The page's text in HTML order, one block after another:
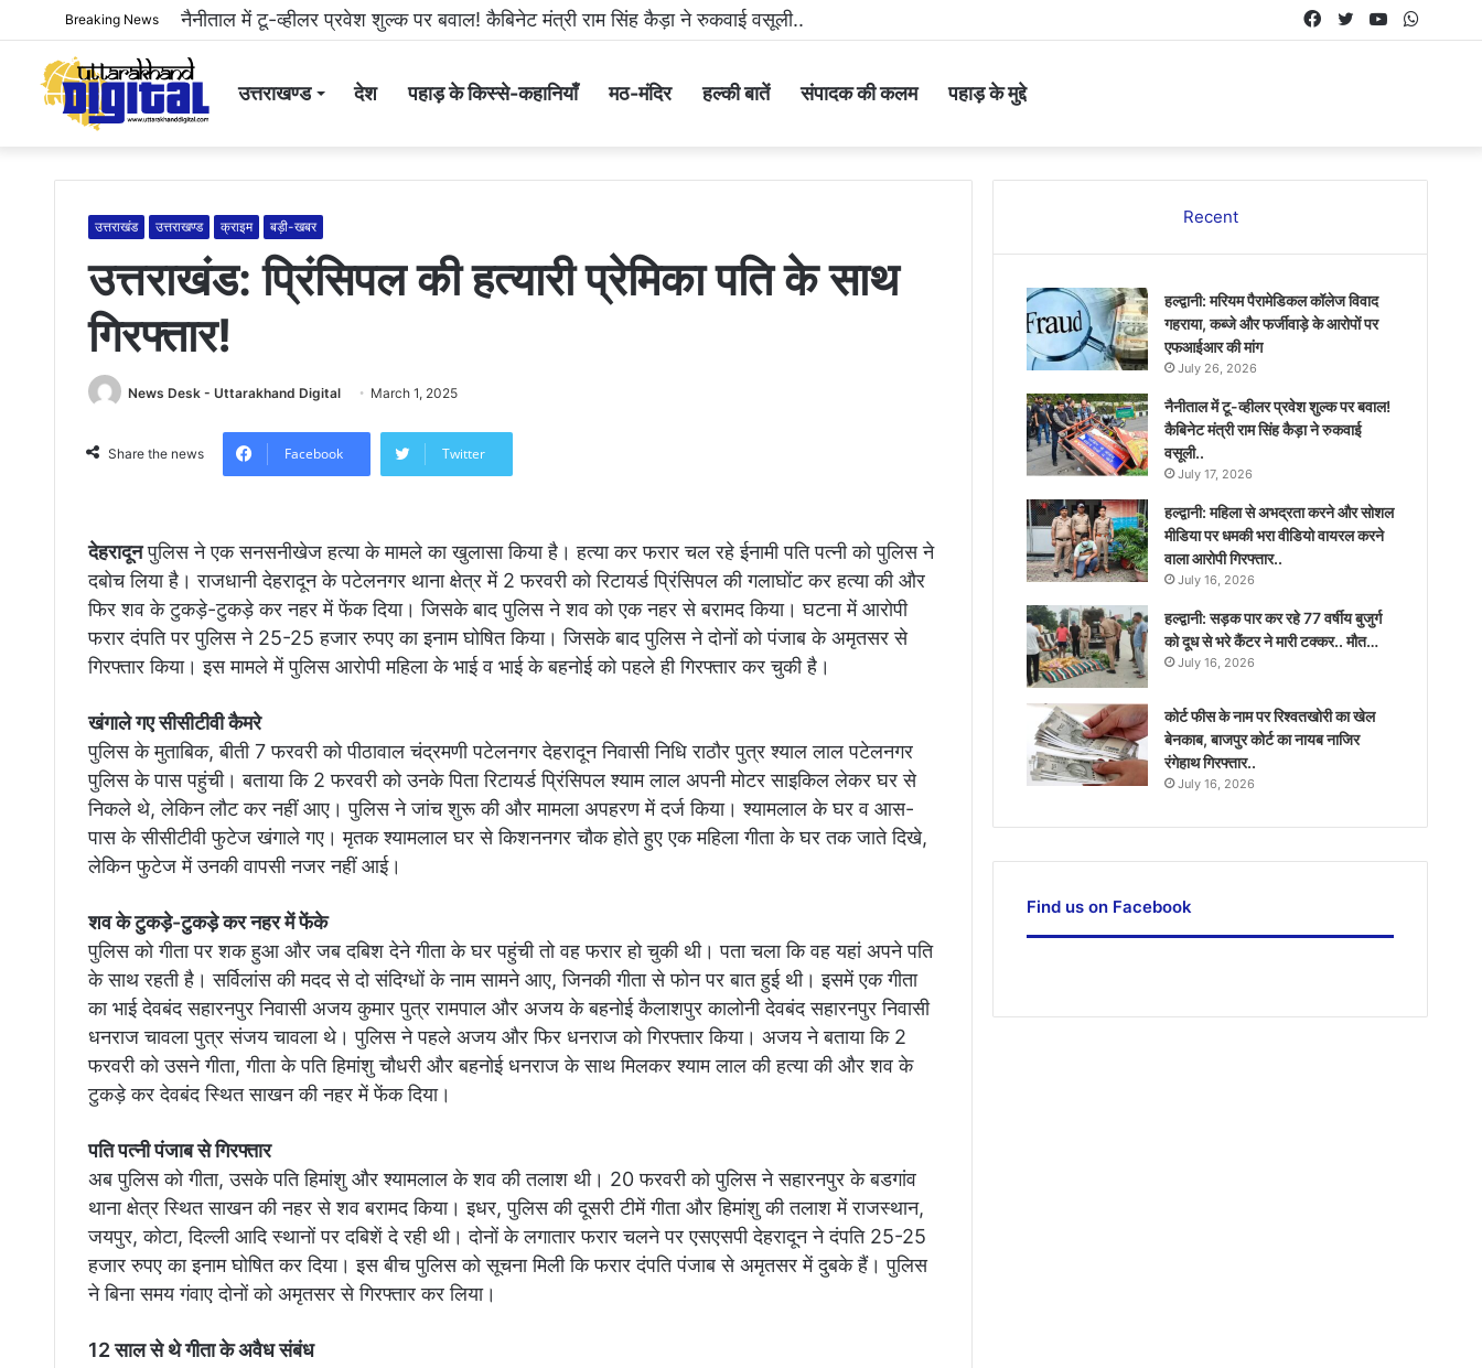
Breaking Newsनैनीताल में टू-व्हीलर प्रवेश शुल्क पर बवाल! कैबिनेट मंत्री राम सिंह कैड़ा ने रुकवाई वसूली.. YouTube
Twitter
Facebook
उत्तराखण्ड देश पहाड़ के किस्से-कहानियाँ मठ-मंदिर हल्की बातें संपादक की कलम पहाड़ के मुद्दे
उत्तराखंड उत्तराखण्ड क्राइम बड़ी-खबर
उत्तराखंड: प्रिंसिपल की हत्यारी प्रेमिका पति के साथ
गिरफ्तार!
News Desk - Uttarakhand Digital March 1, 2025
Share the news Facebook Twitter
देहरादूनपुलिस ने एक सनसनीखेज हत्या के मामले का खुलासा किया है। हत्या कर फरार चल रहे ईनामी पति पत्नी को पुलिस ने
दबोच लिया है। राजधानी देहरादून के पटेलनगर थाना क्षेत्र में 2 फरवरी को रिटायर्ड प्रिंसिपल की गलाघोंट कर हत्या की और
फिर शव के टुकड़े-टुकड़े कर नहर में फेंक दिया। जिसके बाद पुलिस ने शव को एक नहर से बरामद किया। घटना में आरोपी
फरार दंपति पर पुलिस ने 25-25 हजार रुपए का इनाम घोषित किया। जिसके बाद पुलिस ने दोनों को पंजाब के अमृतसर से
गिरफ्तार किया। इस मामले में पुलिस आरोपी महिला के भाई व भाई के बहनोई को पहले ही गिरफ्तार कर चुकी है।
खंगाले गए सीसीटीवी कैमरे
पुलिस के मुताबिक, बीती 7 फरवरी को पीठावाल चंद्रमणी पटेलनगर देहरादून निवासी निधि राठौर पुत्र श्याल लाल पटेलनगर
पुलिस के पास पहुंची। बताया कि 2 फरवरी को उनके पिता रिटायर्ड प्रिंसिपल श्याम लाल अपनी मोटर साइकिल लेकर घर से
निकले थे, लेकिन लौट कर नहीं आए। पुलिस ने जांच शुरू की और मामला अपहरण में दर्ज किया। श्यामलाल के घर व आस-
पास के सीसीटीवी फुटेज खंगाले गए। मृतक श्यामलाल घर से किशननगर चौक होते हुए एक महिला गीता के घर तक जाते दिखे,
लेकिन फुटेज में उनकी वापसी नजर नहीं आई।
शव के टुकड़े-टुकड़े कर नहर में फेंके
पुलिस को गीता पर शक हुआ और जब दबिश देने गीता के घर पहुंची तो वह फरार हो चुकी थी। पता चला कि वह यहां अपने पति
के साथ रहती है। सर्विलांस की मदद से दो संदिग्धों के नाम सामने आए, जिनकी गीता से फोन पर बात हुई थी। इसमें एक गीता
का भाई देवबंद सहारनपुर निवासी अजय कुमार पुत्र रामपाल और अजय के बहनोई कैलाशपुर कालोनी देवबंद सहारनपुर निवासी
धनराज चावला पुत्र संजय चावला थे। पुलिस ने पहले अजय और फिर धनराज को गिरफ्तार किया। अजय ने बताया कि 2
फरवरी को उसने गीता, गीता के पति हिमांशु चौधरी और बहनोई धनराज के साथ मिलकर श्याम लाल की हत्या की और शव के
टुकड़े कर देवबंद स्थित साखन की नहर में फेंक दिया।
पति पत्नी पंजाब से गिरफ्तार
अब पुलिस को गीता, उसके पति हिमांशु और श्यामलाल के शव की तलाश थी। 20 फरवरी को पुलिस ने सहारनपुर के बडगांव
थाना क्षेत्र स्थित साखन की नहर से शव बरामद किया। इधर, पुलिस की दूसरी टीमें गीता और हिमांशु की तलाश में राजस्थान,
जयपुर, कोटा, दिल्ली आदि स्थानों पर दबिशें दे रही थी। दोनों के लगातार फरार चलने पर एसएसपी देहरादून ने दंपति 25-25
हजार रुपए का इनाम घोषित कर दिया। इस बीच पुलिस को सूचना मिली कि फरार दंपति पंजाब से अमृतसर में दुबके हैं। पुलिस
ने बिना समय गंवाए दोनों को अमृतसर से गिरफ्तार कर लिया।
12 साल से थे गीता के अवैध संबंध
Recent
हल्द्वानी: मरियम पैरामेडिकल कॉलेज विवाद
गहराया, कब्जे और फर्जीवाड़े के आरोपों पर
एफआईआर की मांग
July 26, 2026
नैनीताल में टू-व्हीलर प्रवेश शुल्क पर बवाल!
कैबिनेट मंत्री राम सिंह कैड़ा ने रुकवाई
वसूली..
July 17, 2026
हल्द्वानी: महिला से अभद्रता करने और सोशल
मीडिया पर धमकी भरा वीडियो वायरल करने
वाला आरोपी गिरफ्तार..
July 16, 2026
हल्द्वानी: सड़क पार कर रहे 77 वर्षीय बुजुर्ग
को दूध से भरे कैंटर ने मारी टक्कर.. मौत…
July 16, 2026
कोर्ट फीस के नाम पर रिश्वतखोरी का खेल
बेनकाब, बाजपुर कोर्ट का नायब नाजिर
रंगेहाथ गिरफ्तार..
July 16, 2026
Find us on Facebook